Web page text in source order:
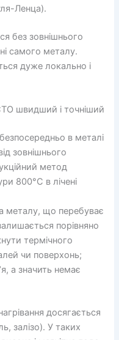
Ленца).
без зовнішнього
самого металу.
дуже локально і
швидший і точніший
в металі
зовнішнього
метод
800°C в лічені
металу, що перебуває
порівняно
термічного
чи поверхонь;
а значить немає
досягається
залізо). У таких